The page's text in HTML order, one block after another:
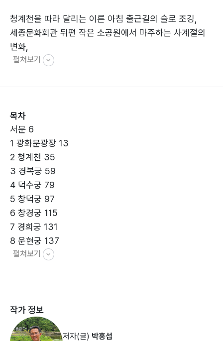
청계천을 따라 달리는 이른 아침 출근길의 슬로 조깅,
세종문화회관 뒤편 작은 소공원에서 마주하는 사계절의
변화,
점심시간에 닿는 궁궐의 전각들과 오래된 한옥 골목길 위
서울 한복판의 풍경들을 그날그날 기록해 두었다.
그동안 품어 보고 싶었던 공간이 일상이 되고,
스쳐 지나던 장면이 삶의 중심으로 들어오는 순간들의
도심 속 산책 일기들을 모아서
생애 5번째 책으로 출간하게 되었다.
펼쳐보기
목차
서문 6
1 광화문광장 13
2 청계천 35
3 경복궁 59
4 덕수궁 79
5 창덕궁 97
6 창경궁 115
7 경희궁 131
8 운현궁 137
9 칠궁 143
13 국립고궁박물관 175
14 국립민속박물관 181
15 대한민국역사박물관 191
펼쳐보기
작가 정보
저자(글) 박홍섭